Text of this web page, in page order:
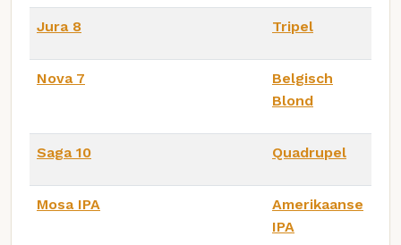
Jura 8 Tripel
Nova 7
Belgisch
Blond
Saga 10 Quadrupel
Mosa IPA
Amerikaanse
IPA